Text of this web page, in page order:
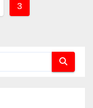
3